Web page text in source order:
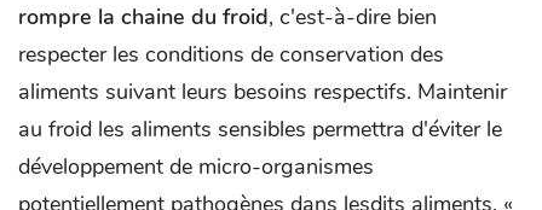
rompre la chaine du froid, c'est-à-dire bien
respecter les conditions de conservation des
aliments suivant leurs besoins respectifs. Maintenir
au froid les aliments sensibles permettra d'éviter le
développement de micro-organismes
potentiellement pathogènes dans lesdits aliments. «